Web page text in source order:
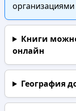
Книги
онлайн
География